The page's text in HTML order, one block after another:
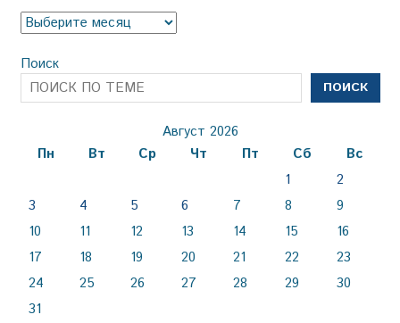
Архив
Поиск
ПОИСК
Август 2026
Пн
Вт Ср Чт Пт Сб
Вс
1
2
3
4 5 6 7 8
9
10
11 12 13 14 15
16
17
18 19 20 21 22
23
24
25 26 27 28 29
30
31